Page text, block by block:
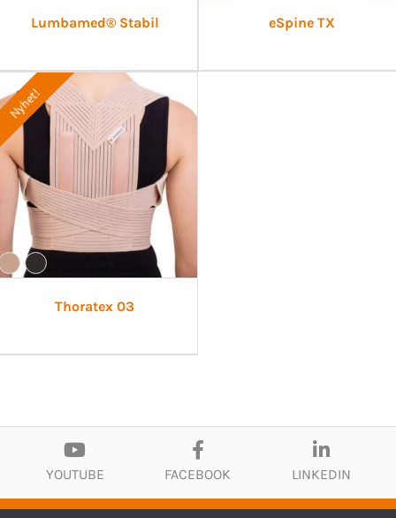
Lumbamed® Stabil eSpine TX
Nyhet!
Thoratex 03
YOUTUBE FACEBOOK LINKEDIN